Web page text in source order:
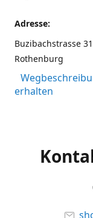
Adresse:
Buzibachstrasse
Rothenburg
erhalten